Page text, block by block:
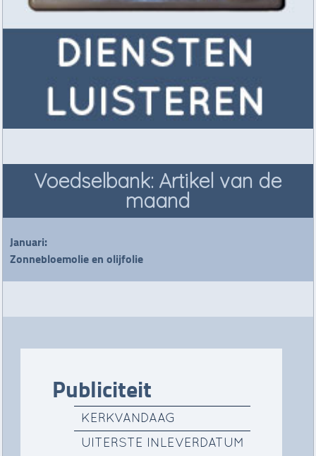
Publiciteit
KERKVANDAAG
UITERSTE INLEVERDATUM
Voedselbank: Artikel van de
maand
Januari:
Zonnebloemolie en olijfolie